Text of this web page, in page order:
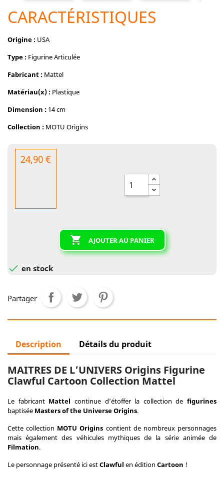
CARACTÉRISTIQUES
Origine : USA
Type : Figurine Articulée
Fabricant : Mattel
Matériau(x) : Plastique
Dimension : 14 cm
Collection : MOTU Origins
24,90 €
 AJOUTER AU PANIER
 en stock
Partager
Description Détails du produit
MAITRES DE L’UNIVERS Origins Figurine
Clawful Cartoon Collection Mattel
Le fabricant Mattel continue d’étoffer la collection de figurines
baptisée Masters of the Universe Origins.
Cette collection MOTU Origins contient de nombreux personnages
mais également des véhicules mythiques de la série animée de
Filmation.
Le personnage présenté ici estClawful en édition Cartoon !